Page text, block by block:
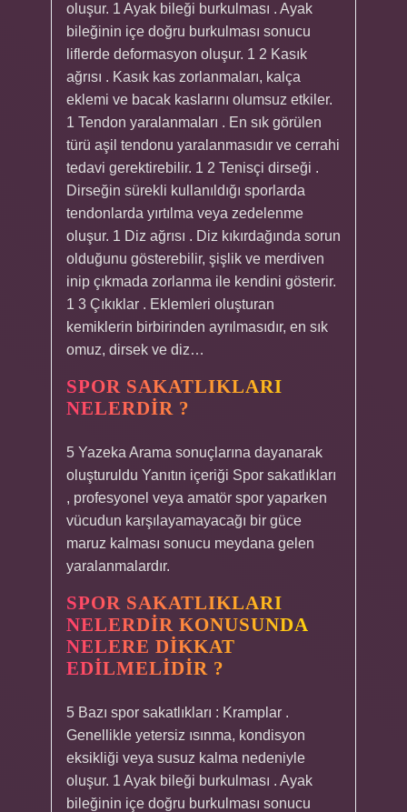
oluşur. 1 Ayak bileği burkulması . Ayak
bileğinin içe doğru burkulması sonucu
liflerde deformasyon oluşur. 1 2 Kasık
ağrısı . Kasık kas zorlanmaları, kalça
eklemi ve bacak kaslarını olumsuz etkiler.
1 Tendon yaralanmaları . En sık görülen
türü aşil tendonu yaralanmasıdır ve cerrahi
tedavi gerektirebilir. 1 2 Tenisçi dirseği .
Dirseğin sürekli kullanıldığı sporlarda
tendonlarda yırtılma veya zedelenme
oluşur. 1 Diz ağrısı . Diz kıkırdağında sorun
olduğunu gösterebilir, şişlik ve merdiven
inip çıkmada zorlanma ile kendini gösterir.
1 3 Çıkıklar . Eklemleri oluşturan
kemiklerin birbirinden ayrılmasıdır, en sık
omuz, dirsek ve diz…
SPOR SAKATLIKLARI
NELERDIR ?
5 Yazeka Arama sonuçlarına dayanarak
oluşturuldu Yanıtın içeriği Spor sakatlıkları
, profesyonel veya amatör spor yaparken
vücudun karşılayamayacağı bir güce
maruz kalması sonucu meydana gelen
yaralanmalardır.
SPOR SAKATLIKLARI
NELERDIR KONUSUNDA
NELERE DIKKAT
EDILMELIDIR ?
5 Bazı spor sakatlıkları : Kramplar .
Genellikle yetersiz ısınma, kondisyon
eksikliği veya susuz kalma nedeniyle
oluşur. 1 Ayak bileği burkulması . Ayak
bileğinin içe doğru burkulması sonucu